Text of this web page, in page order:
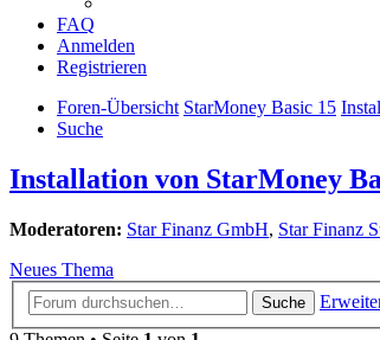
FAQ
Anmelden
Registrieren
Foren-Übersicht StarMoney Basic 15
Suche
Installation von StarMoney
Moderatoren: Star Finanz GmbH, Star Finanz
Neues Thema
Suche